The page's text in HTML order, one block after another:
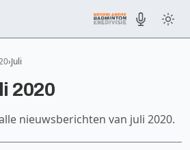
Juli
2020
nieuwsberichten van juli 2020.